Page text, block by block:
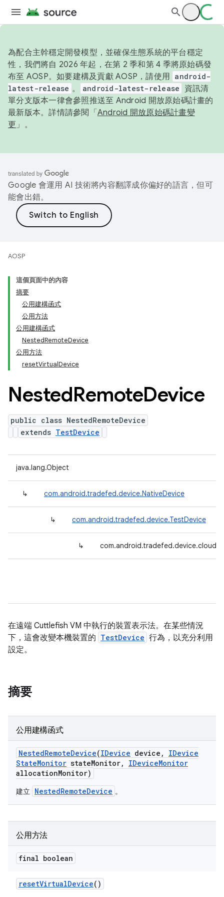
為配合主幹穩定開發模型，並確保生態系統的平台穩定
性，我們將自 2026 年起，在第 2 季和第 4 季將原始碼發
布至 AOSP。如要建構及貢獻 AOSP，請使用 android-
latest-release 。 android-latest-release
資訊清
單分支版本一律會參照推送至 Android 開放原始碼計畫的
最新版本。詳情請參閱「 Android 開放原始碼計畫變
更 」。
Google 會運用 AI 技術將內容翻譯成你偏好的語言，但可
能會出錯。
AOSP
這個頁面中的內容
摘要
公用建構函式
公用方法
公用建構函式
NestedRemoteDevice
公用方法
resetVirtualDevice
NestedRemoteDevice
public class NestedRemoteDevice
extends TestDevice
java.lang.Object
↳ com.android.tradefed.device.NativeDevice
↳ com.android.tradefed.device.TestDevice
↳
在遠端 Cuttlefish VM 中執行的裝置表示法。在某些情況
下，這會改變本機裝置的 TestDevice 行為，以充分利用
設定。
摘要
公用建構函式
NestedRemoteDevice(IDevice device ,
IDevice
StateMonitor stateMonitor, IDeviceMonitor
allocationMonitor)
建立 NestedRemoteDevice 。
公用方法
final boolean
resetVirtualDevice()